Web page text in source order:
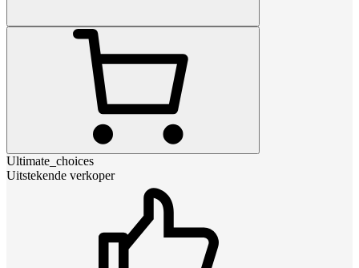
Ultimate_choices
Uitstekende verkoper